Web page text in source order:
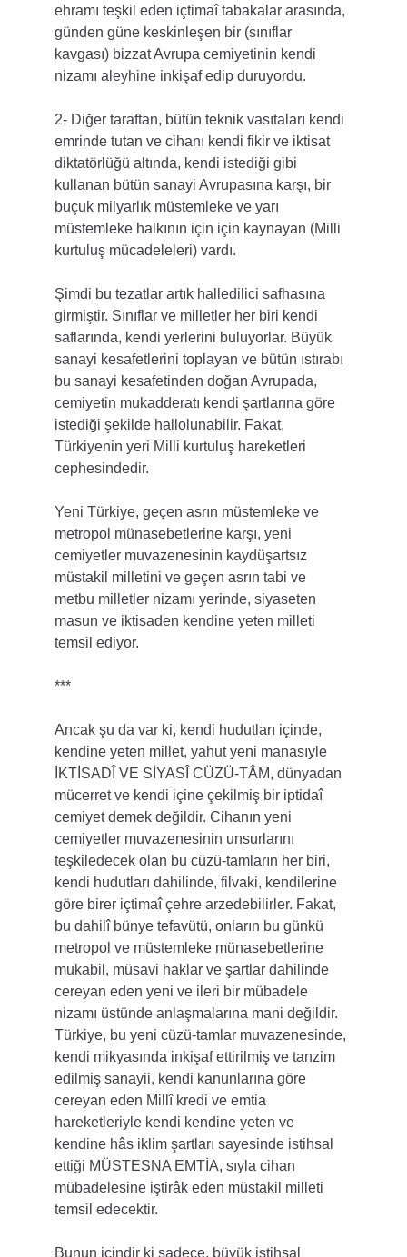
ehramı teşkil eden içtimaî tabakalar arasında,
günden güne keskinleşen bir (sınıflar
kavgası) bizzat Avrupa cemiyetinin kendi
nizamı aleyhine inkişaf edip duruyordu.
2- Diğer taraftan, bütün teknik vasıtaları kendi
emrinde tutan ve cihanı kendi fikir ve iktisat
diktatörlüğü altında, kendi istediği gibi
kullanan bütün sanayi Avrupasına karşı, bir
buçuk milyarlık müstemleke ve yarı
müstemleke halkının için için kaynayan (Milli
kurtuluş mücadeleleri) vardı.
Şimdi bu tezatlar artık halledilici safhasına
girmiştir. Sınıflar ve milletler her biri kendi
saflarında, kendi yerlerini buluyorlar. Büyük
sanayi kesafetlerini toplayan ve bütün ıstırabı
bu sanayi kesafetinden doğan Avrupada,
cemiyetin mukadderatı kendi şartlarına göre
istediği şekilde hallolunabilir. Fakat,
Türkiyenin yeri Milli kurtuluş hareketleri
cephesindedir.
Yeni Türkiye, geçen asrın müstemleke ve
metropol münasebetlerine karşı, yeni
cemiyetler muvazenesinin kaydüşartsız
müstakil milletini ve geçen asrın tabi ve
metbu milletler nizamı yerinde, siyaseten
masun ve iktisaden kendine yeten milleti
temsil ediyor.
***
Ancak şu da var ki, kendi hudutları içinde,
kendine yeten millet, yahut yeni manasıyle
İKTİSADÎ VE SİYASÎ CÜZÜ-TÂM, dünyadan
mücerret ve kendi içine çekilmiş bir iptidaî
cemiyet demek değildir. Cihanın yeni
cemiyetler muvazenesinin unsurlarını
teşkiledecek olan bu cüzü-tamların her biri,
kendi hudutları dahilinde, filvaki, kendilerine
göre birer içtimaî çehre arzedebilirler. Fakat,
bu dahilî bünye tefavütü, onların bu günkü
metropol ve müstemleke münasebetlerine
mukabil, müsavi haklar ve şartlar dahilinde
cereyan eden yeni ve ileri bir mübadele
nizamı üstünde anlaşmalarına mani değildir.
Türkiye, bu yeni cüzü-tamlar muvazenesinde,
kendi mikyasında inkişaf ettirilmiş ve tanzim
edilmiş sanayii, kendi kanunlarına göre
cereyan eden Millî kredi ve emtia
hareketleriyle kendi kendine yeten ve
kendine hâs iklim şartları sayesinde istihsal
ettiği MÜSTESNA EMTİA, sıyla cihan
mübadelesine iştirâk eden müstakil milleti
temsil edecektir.
Bunun içindir ki sadece, büyük istihsal